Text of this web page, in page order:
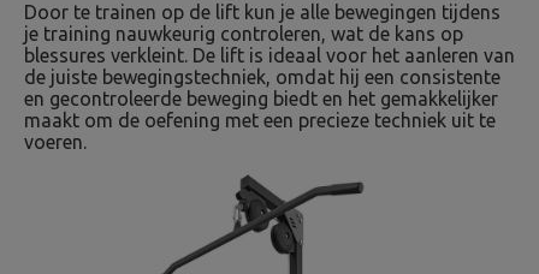
Door te trainen op de lift kun je alle bewegingen tijdens
je training nauwkeurig controleren, wat de kans op
blessures verkleint. De lift is ideaal voor het aanleren van
de juiste bewegingstechniek, omdat hij een consistente
en gecontroleerde beweging biedt en het gemakkelijker
maakt om de oefening met een precieze techniek uit te
voeren.